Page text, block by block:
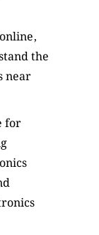
the
near
for